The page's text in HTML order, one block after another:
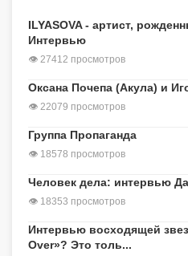
ILYASOVA - артист,
Интервью
👁 27412 просмотров
Оксана Почепа (Акула) и
👁 22079 просмотров
Группа Пропаганда
👁 18578 просмотров
Человек дела: интервью
👁 18353 просмотров
Интервью восходящей
Over»? Это толь...